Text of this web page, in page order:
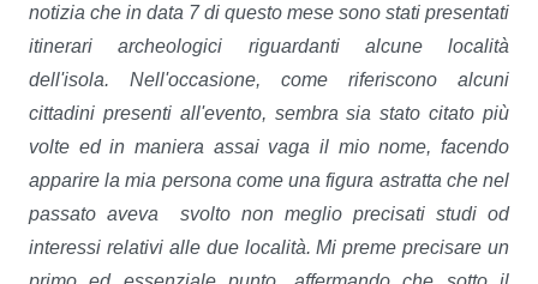
notizia che in data 7 di questo mese sono stati presentati
itinerari archeologici riguardanti alcune località
dell'isola. Nell'occasione, come riferiscono alcuni
cittadini presenti all'evento, sembra sia stato citato più
volte ed in maniera assai vaga il mio nome, facendo
apparire la mia persona come una figura astratta che nel
passato aveva svolto non meglio precisati studi od
interessi relativi alle due località. Mi preme precisare un